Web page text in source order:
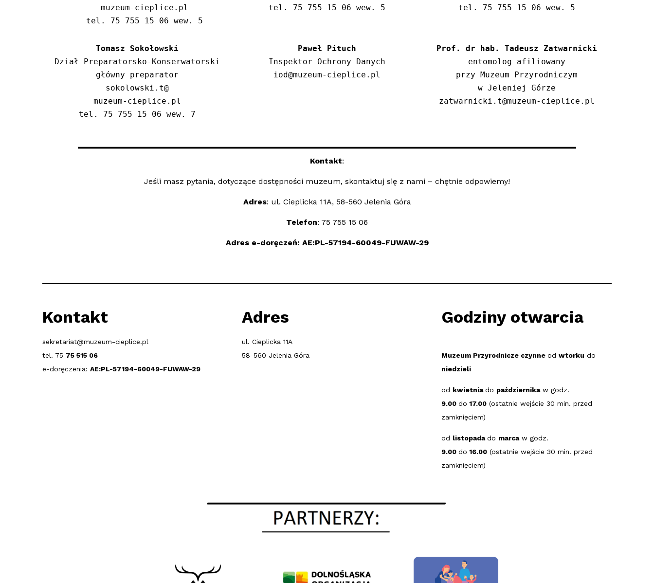
    tel. 75 755 15 06 wew. 5
tel. 75 755 15 06 wew. 5
tel. 75 755 15 06 wew. 5
Tomasz Sokołowski
Dział Preparatorsko-Konserwatorski
główny preparator
sokolowski.t@
muzeum-cieplice.pl
tel. 75 755 15 06 wew. 7
Paweł Pituch
Inspektor Ochrony Danych
iod@muzeum-cieplice.pl
Prof. dr hab. Tadeusz Zatwarnicki
entomolog afiliowany
przy Muzeum Przyrodniczym
w Jeleniej Górze
zatwarnicki.t@muzeum-cieplice.pl
Kontakt:
Jeśli masz pytania, dotyczące dostępności muzeum, skontaktuj się z nami – chętnie odpowiemy!
Adres: ul. Cieplicka 11A, 58-560 Jelenia Góra
Telefon: 75 755 15 06
Adres e-doręczeń: AE:PL-57194-60049-FUWAW-29
Kontakt
sekretariat@muzeum-cieplice.pl
tel. 75 75 515 06
e-doręczenia: AE:PL-57194-60049-FUWAW-29
Adres
ul. Cieplicka 11A
58-560 Jelenia Góra
Godziny otwarcia
Muzeum Przyrodnicze czynne od wtorku do
niedzieli
od kwietniado październikaw godz.
9.00 do 17.00 (ostatnie wejście 30 min. przed
zamknięciem)
od listopadado marcaw godz.
9.00 do 16.00 (ostatnie wejście 30 min. przed
zamknięciem)